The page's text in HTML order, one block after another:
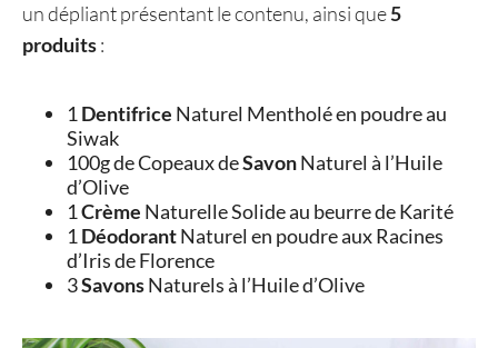
un dépliant présentant le contenu, ainsi que5
produits:
1 Dentifrice Naturel Mentholé en poudre au
Siwak
100g de Copeaux deSavonNaturel à l’Huile
d’Olive
1Crème Naturelle Solide au beurre de Karité
1 DéodorantNaturel en poudre aux Racines
d’Iris de Florence
3SavonsNaturels à l’Huile d’Olive